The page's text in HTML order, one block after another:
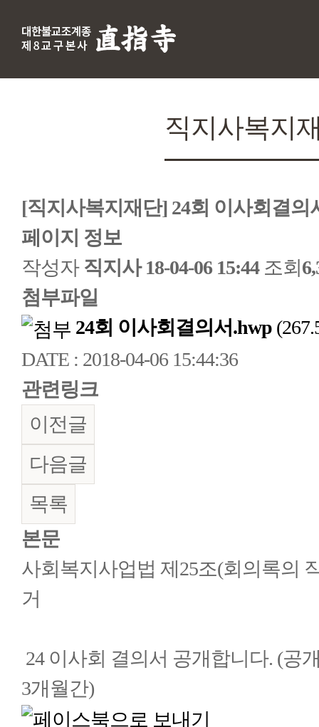
직지사복지
[직지사복지재단] 24회 이사회결의
페이지 정보
작성자 직지사 18-04-06 15:44조회
첨부파일
24회 이사회결의서.hwp
DATE : 2018-04-06 15:44:36
관련링크
이전글
다음글
목록
본문
사회복지사업법 제25조(회의록의
거
24 이사회 결의서 공개합니다. (공
3개월간)